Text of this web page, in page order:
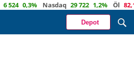
0,3% Nasdaq 29 722 1,2% Öl 82,1 -
Depot